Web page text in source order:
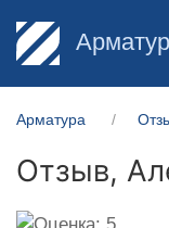
Арматура
Отзыв,